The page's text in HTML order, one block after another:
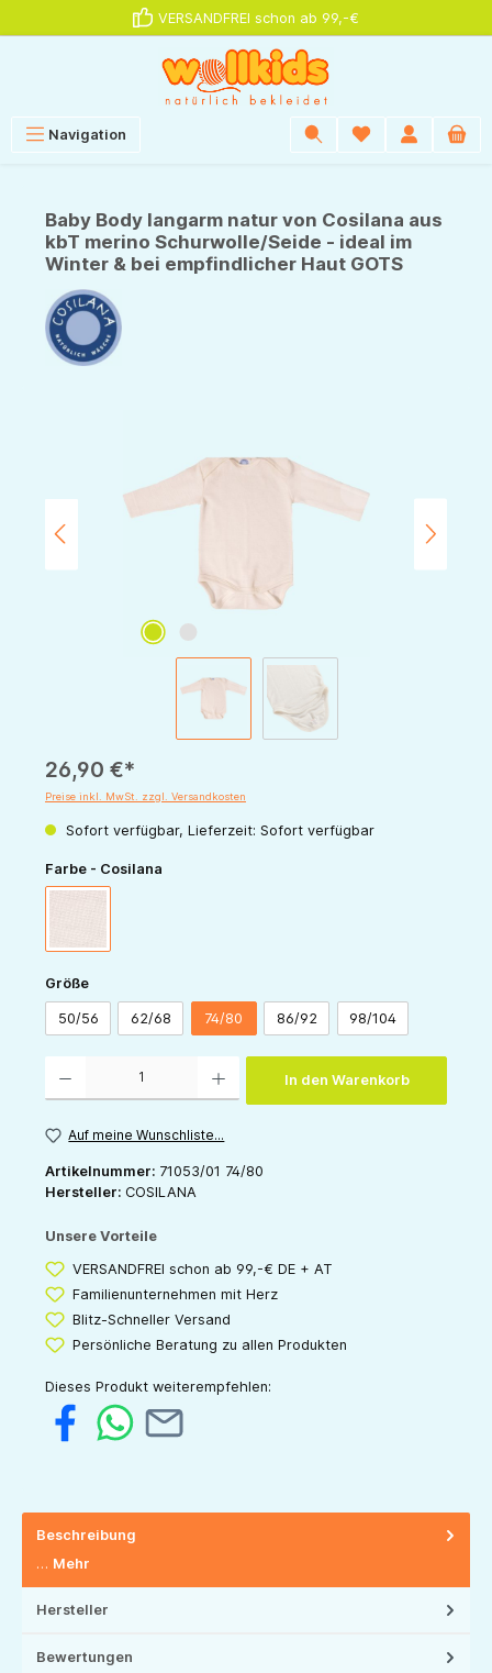
VERSANDFREI schon ab 99,-€
Navigation
Baby Body langarm natur von Cosilana aus
kbT merino Schurwolle/Seide - ideal im
Winter & bei empfindlicher Haut GOTS
26,90 €*
Preise inkl. MwSt. zzgl. Versandkosten
Sofort verfügbar, Lieferzeit: Sofort verfügbar
Farbe - Cosilana
Größeauswählen
50/56 62/68 74/80 86/92 98/104
In den Warenkorb
Auf meine Wunschliste...
Artikelnummer: 71053/01 74/80
Hersteller: COSILANA
Unsere Vorteile
VERSANDFREI schon ab 99,-€ DE + AT
Familienunternehmen mit Herz
Blitz-Schneller Versand
Persönliche Beratung zu allen Produkten
Dieses Produkt weiterempfehlen:
Beschreibung
… Mehr
Hersteller
Bewertungen